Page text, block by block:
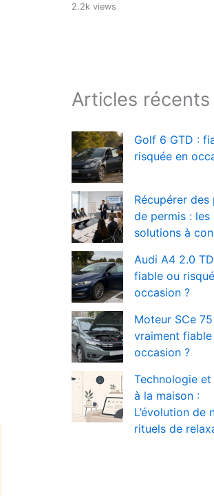
2.2k views
Articles récents
Golf 6 GTD :
risquée en
Récupérer des
de permis : les
solutions à
Audi A4 2.0
fiable ou
occasion ?
Moteur SCe
vraiment fiable
occasion ?
Technologie
à la maison :
L’évolution de
rituels de